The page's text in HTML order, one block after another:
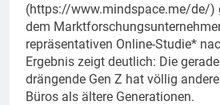
(https://www.mindspace.me/de/)
dem
repräsentativen Online-Studie*
Ergebnis zeigt deutlich: Die
drängende Gen Z hat völlig
Büros als ältere Generationen.